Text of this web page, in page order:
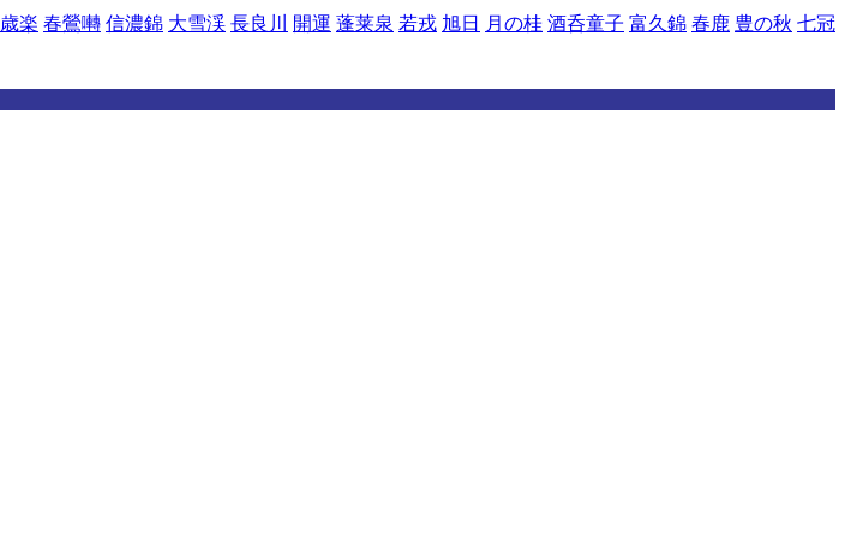
楽 春鶯囀 信濃錦 大雪渓 長良川 開運 蓬莱泉 若戎 旭日 月の桂 酒呑童子 富久錦 春鹿 豊の秋 七冠